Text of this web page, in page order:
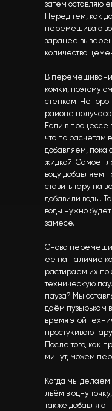
затем оставляю
Перед тем, как
перемешиваю
заранее
количество
В
комки, поэтому
стенкам. Не
районе получаса
Если в
что по расчетам
добавляем, пока
жидкой. Самое
воду добавляем
ставить тару на
добавили воды.
воды нужно
замесе.
Снова
ее на наличие
растираем их по
техническую
пауза? Мы
даём пузырькам
время этой
простукиваю
После того, как
минут, можем
Когда мы делаем
льём в одну
также добавляю